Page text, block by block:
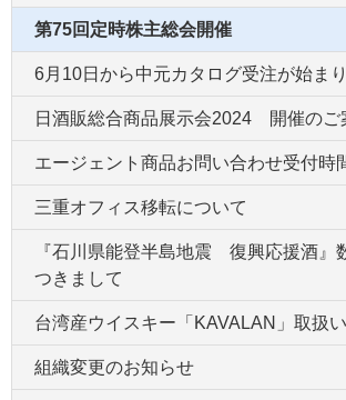
第75回定時株主総会開催
6月10日から中元カタログ受注が始まり
日酒販総合商品展示会2024 開催のご
エージェント商品お問い合わせ受付時
三重オフィス移転について
『石川県能登半島地震 復興応援酒』
つきまして
台湾産ウイスキー「KAVALAN」取扱
組織変更のお知らせ